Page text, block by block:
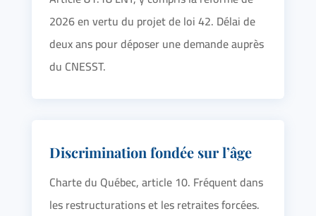
2026 en vertu du projet de loi 42. Délai de
deux ans pour déposer une demande auprès
du CNESST.
Discrimination fondée sur l’âge
Charte du Québec, article 10. Fréquent dans
les restructurations et les retraites forcées.